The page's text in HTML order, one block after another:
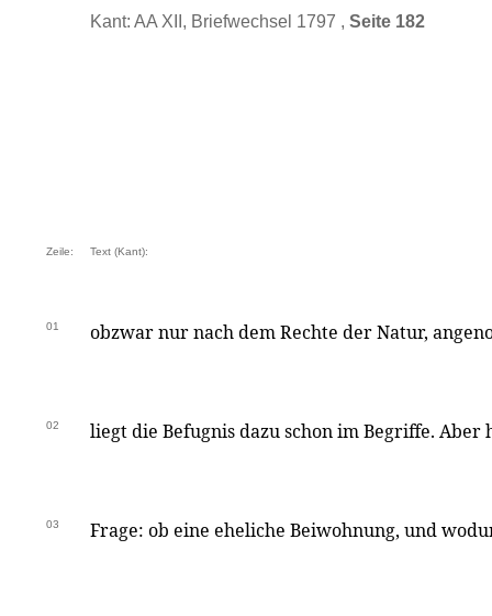
Kant: AA XII, Briefwechsel 1797 , Seite 182
Zeile: Text (Kant):
01 obzwar nur nach dem Rechte der Natur,
02 liegt die Befugnis dazu schon im Begriffe. Aber
03 Frage: ob eine eheliche Beiwohnung, und